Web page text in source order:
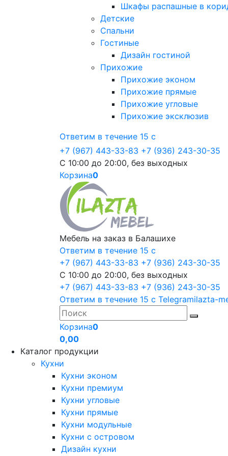
Шкафы распашные в
Детские
Спальни
Гостиные
Дизайн гостиной
Прихожие
Прихожие эконом
Прихожие прямые
Прихожие угловые
Прихожие эксклюзив
Ответим в течение 15 с
+7 (967) 443-33-83 +7 (936) 243-30-35
С 10:00 до 20:00, без выходных
Корзина0
Мебель на заказ в Балашихе
Ответим в течение 15 с
+7 (967) 443-33-83 +7 (936) 243-30-35
С 10:00 до 20:00, без выходных
+7 (967) 443-33-83 +7 (936) 243-30-35
Ответим в течение 15 с Telegramilazta-
Корзина0
0,00
Каталог продукции
Кухни
Кухни эконом
Кухни премиум
Кухни угловые
Кухни прямые
Кухни модульные
Кухни с островом
Дизайн кухни